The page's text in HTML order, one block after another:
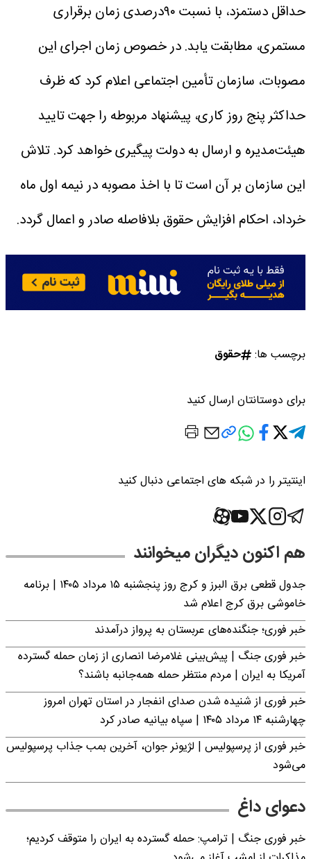
حداقل دستمزد، با نسبت ۹۰درصدی زمان برقراری
مستمری، مطابقت یابد.در خصوص زمان اجرای این
مصوبات، سازمان تأمین اجتماعی اعلام کرد که ظرف
حداکثر پنج روز کاری، پیشنهاد مربوطه را جهت تایید
هیئت‌مدیره و ارسال به دولت پیگیری خواهد کرد. تلاش
این سازمان بر آن است تا با اخذ مصوبه در نیمه اول ماه
خرداد، احکام افزایش حقوق بلافاصله صادر و اعمال گردد.
برچسب ها: حقوق
برای دوستانتان ارسال کنید
اینتیتر را در شبکه های اجتماعی دنبال کنید
هم اکنون دیگران میخوانند
جدول قطعی برق البرز و کرج روز پنجشنبه ۱۵ مرداد ۱۴۰۵ | برنامه
خاموشی برق کرج اعلام شد
خبر فوری؛ جنگنده‌های عربستان به پرواز درآمدند
خبر فوری جنگ | پیش‌بینی غلامرضا انصاری از زمان حمله گسترده
آمریکا به ایران | مردم منتظر حمله همه‌جانبه باشند؟
خبر فوری از شنیده شدن صدای انفجار در استان تهران امروز
چهارشنبه ۱۴ مرداد ۱۴۰۵ | سپاه بیانیه صادر کرد
خبر فوری از پرسپولیس | لژیونر جوان، آخرین بمب جذاب پرسپولیس
می‌شود
دعوای داغ
خبر فوری جنگ | ترامپ: حمله گسترده به ایران را متوقف کردیم؛